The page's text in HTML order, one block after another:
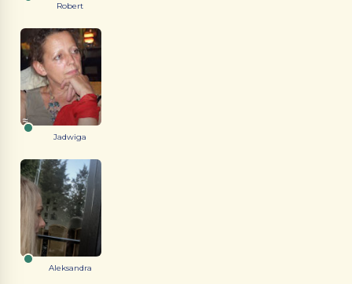
Robert
Jadwiga
Aleksandra